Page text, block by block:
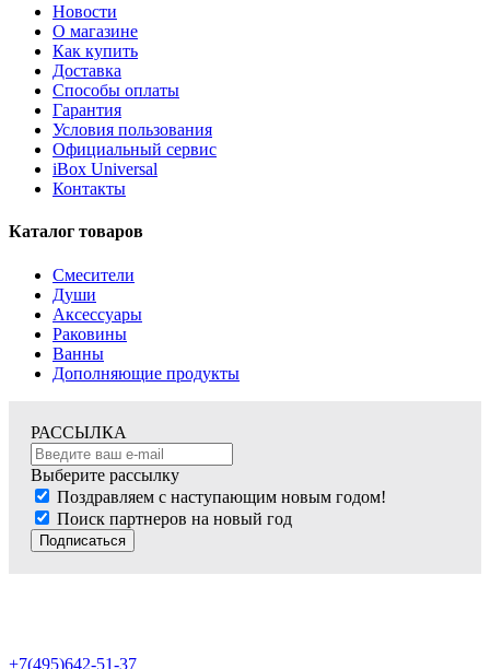
Новости
О магазине
Как купить
Доставка
Способы оплаты
Гарантия
Условия пользования
Официальный сервис
iBox Universal
Контакты
Каталог товаров
Смесители
Души
Аксессуары
Раковины
Ванны
Дополняющие продукты
РАССЫЛКА
Выберите рассылку
Поздравляем с наступающим новым годом!
Поиск партнеров на новый год
Подписаться
+7(495)642-51-37